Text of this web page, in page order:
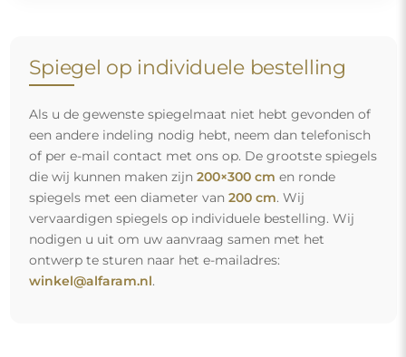
Spiegel op individuele bestelling
Als u de gewenste spiegelmaat niet hebt gevonden of
een andere indeling nodig hebt, neem dan telefonisch
of per e-mail contact met ons op. De grootste spiegels
die wij kunnen maken zijn 200×300 cm en ronde
spiegels met een diameter van 200 cm. Wij
vervaardigen spiegels op individuele bestelling. Wij
nodigen u uit om uw aanvraag samen met het
ontwerp te sturen naar het e-mailadres:
winkel@alfaram.nl.